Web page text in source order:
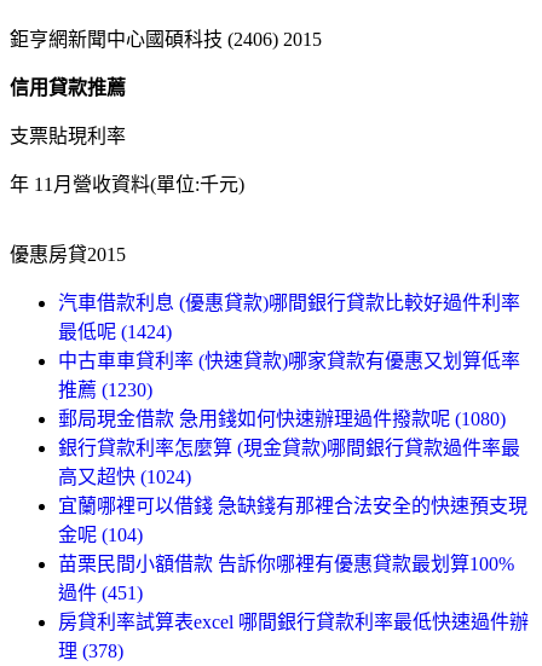
鉅亨網新聞中心國碩科技 (2406) 2015
信用貸款推薦
支票貼現利率
年 11月營收資料(單位:千元)
優惠房貸2015
汽車借款利息 (優惠貸款)哪間銀行貸款比較好過件利率
最低呢 (1424)
中古車車貸利率 (快速貸款)哪家貸款有優惠又划算低率
推薦 (1230)
郵局現金借款 急用錢如何快速辦理過件撥款呢 (1080)
銀行貸款利率怎麼算 (現金貸款)哪間銀行貸款過件率最
高又超快 (1024)
宜蘭哪裡可以借錢 急缺錢有那裡合法安全的快速預支現
金呢 (104)
苗栗民間小額借款 告訴你哪裡有優惠貸款最划算100%
過件 (451)
房貸利率試算表excel 哪間銀行貸款利率最低快速過件辦
理 (378)